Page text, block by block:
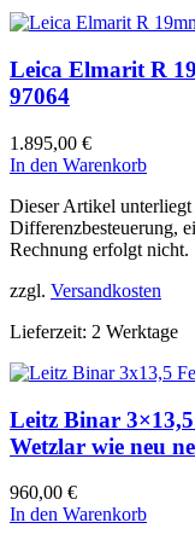
Leica Elmarit R
97064
1.895,00 €
In den Warenkorb
Dieser Artikel
Differenzbesteuerung,
Rechnung erfolgt nicht.
zzgl. Versandkosten
Lieferzeit: 2 Werktage
Leitz Binar
Wetzlar wie neu
960,00 €
In den Warenkorb